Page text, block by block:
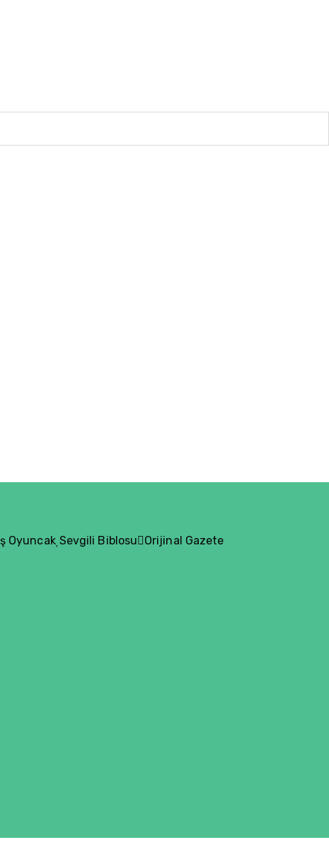
Oyuncak Sevgili Biblosu Orijinal Gazete